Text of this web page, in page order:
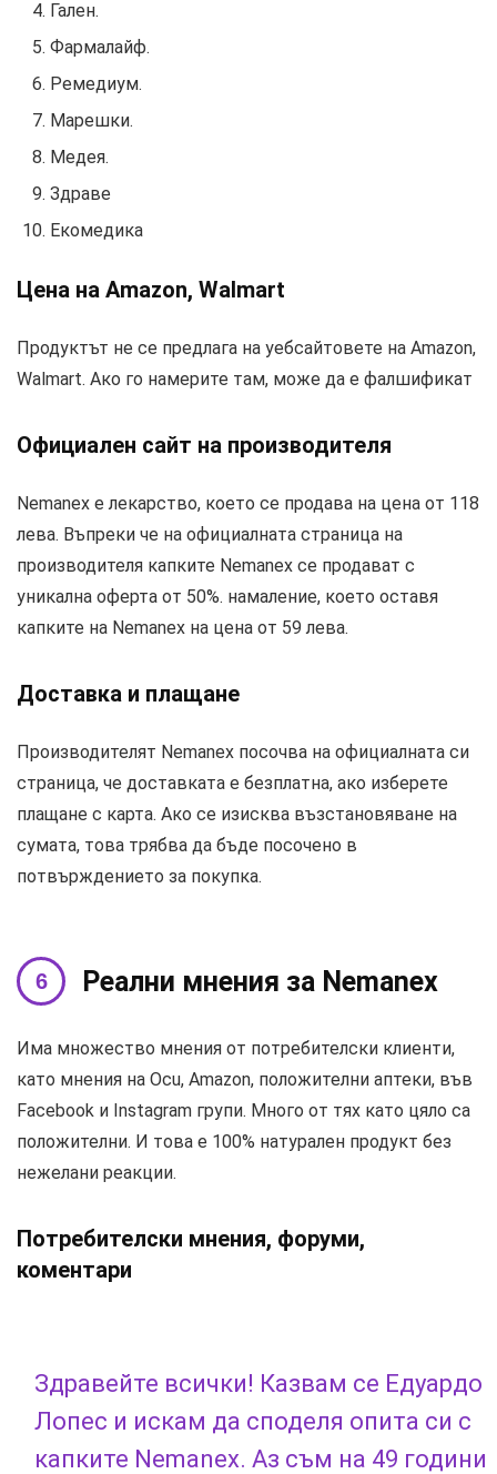
Гален.
Фармалайф.
Ремедиум.
Марешки.
Медея.
Здраве
Екомедика
Цена на Amazon, Walmart
Продуктът не се предлага на уебсайтовете на Amazon,
Walmart. Ако го намерите там, може да е фалшификат
Официален сайт на производителя
Nemanex е лекарство, което се продава на цена от 118
лева. Въпреки че на официалната страница на
производителя капките Nemanex се продават с
уникална оферта от 50%. намаление, което оставя
капките на Nemanex на цена от 59 лева.
Доставка и плащане
Производителят Nemanex посочва на официалната си
страница, че доставката е безплатна, ако изберете
плащане с карта. Ако се изисква възстановяване на
сумата, това трябва да бъде посочено в
потвърждението за покупка.
Реални мнения за Nemanex
Има множество мнения от потребителски клиенти,
като мнения на Ocu, Amazon, положителни аптеки, във
Facebook и Instagram групи. Много от тях като цяло са
положителни. И това е 100% натурален продукт без
нежелани реакции.
Потребителски мнения, форуми,
коментари
Здравейте всички! Казвам се Едуардо
Лопес и искам да споделя опита си с
капките Nemanex. Аз съм на 49 години